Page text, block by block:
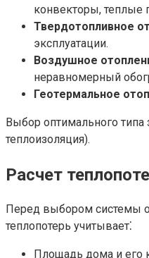
конвекторы, теплые
Твердотопливное
эксплуатации.
Воздушное
неравномерный
Геотермальное
Выбор оптимального типа
теплоизоляция).
Расчет
Перед выбором системы
теплопотерь учитывает⁚
Площадь дома и его